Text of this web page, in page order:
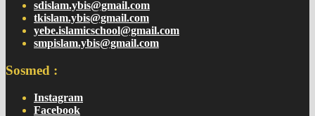
sdislam.ybis@gmail.com
tkislam.ybis@gmail.com
yebe.islamicschool@gmail.com
smpislam.ybis@gmail.com
Sosmed :
Instagram
Facebook